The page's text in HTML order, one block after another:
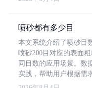
喷砂都有多少目
本文系统介绍了喷砂目
喷砂200目对应的表面
同目数的应用场景。数
实践，帮助用户根据需